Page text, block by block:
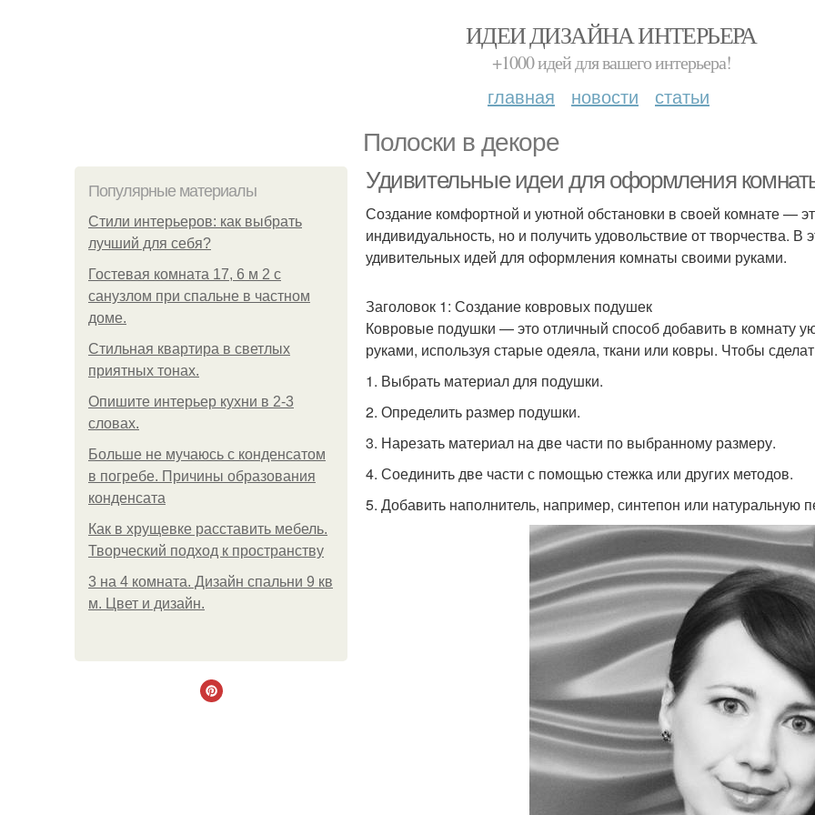
ИДЕИ ДИЗАЙНА ИНТЕРЬЕРА
+1000 идей для вашего интерьера!
главная новости статьи
Полоски в декоре
Популярные материалы
Стили интерьеров: как выбрать
лучший для себя?
Гостевая комната 17, 6 м 2 с
санузлом при спальне в частном
доме.
Стильная квартира в светлых
приятных тонах.
Опишите интерьер кухни в 2-3
словах.
Больше не мучаюсь с конденсатом
в погребе. Причины образования
конденсата
Как в хрущевке расставить мебель.
Творческий подход к пространству
3 на 4 комната. Дизайн спальни 9 кв
м. Цвет и дизайн.
Удивительные идеи для оформления
Создание комфортной и уютной обстановки в своей комнате —
индивидуальность, но и получить удовольствие от творчества.
удивительных идей для оформления комнаты своими руками.
Заголовок 1: Создание ковровых подушек
Ковровые подушки — это отличный способ добавить в комнату
руками, используя старые одеяла, ткани или ковры. Чтобы
1. Выбрать материал для подушки.
2. Определить размер подушки.
3. Нарезать материал на две части по выбранному размеру.
4. Соединить две части с помощью стежка или других методов.
5. Добавить наполнитель, например, синтепон или натуральную